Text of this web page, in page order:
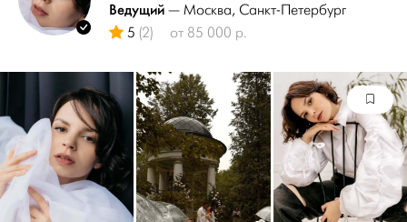
Ведущий — Москва, Санкт-Петербург
5 (2) от 85 000 р.